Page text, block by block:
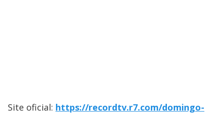
Site oficial: https://recordtv.r7.com/domingo-